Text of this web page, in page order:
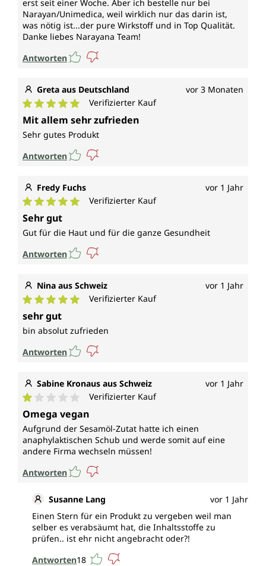
erst seit einer Woche. Aber ich bestelle nur bei
Narayan/Unimedica, weil wirklich nur das darin ist,
was nötig ist...der pure Wirkstoff und in Top Qualität.
Danke liebes Narayana Team!
Antworten
Greta aus Deutschland vor 3 Monaten
Durchschnittliche Bewertung von 5 von 5 Sternen
Verifizierter Kauf
Mit allem sehr zufrieden
Sehr gutes Produkt
Antworten
Fredy Fuchs vor 1 Jahr
Durchschnittliche Bewertung von 5 von 5 Sternen
Verifizierter Kauf
Sehr gut
Gut für die Haut und für die ganze Gesundheit
Antworten
Nina aus Schweiz vor 1 Jahr
Durchschnittliche Bewertung von 5 von 5 Sternen
Verifizierter Kauf
sehr gut
bin absolut zufrieden
Antworten
Sabine Kronaus aus Schweiz vor 1 Jahr
Durchschnittliche Bewertung von 1 von 5 Sternen
Verifizierter Kauf
Omega vegan
Aufgrund der Sesamöl-Zutat hatte ich einen
anaphylaktischen Schub und werde somit auf eine
andere Firma wechseln müssen!
Antworten
Susanne Lang
vor 1 Jahr
Einen Stern für ein Produkt zu vergeben weil man
selber es verabsäumt hat, die Inhaltsstoffe zu
prüfen.. ist ehr nicht angebracht oder?!
Antworten18